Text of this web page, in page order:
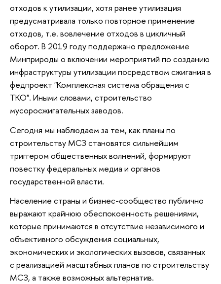
отходов к утилизации, хотя ранее утилизация
предусматривала только повторное применение
отходов, т.е. вовлечение отходов в цикличный
оборот. В 2019 году поддержано предложение
Минприроды о включении мероприятий по созданию
инфраструктуры утилизации посредством сжигания в
федпроект "Комплексная система обращения с
ТКО". Иными словами, строительство
мусоросжигательных заводов.
Сегодня мы наблюдаем за тем, как планы по
строительству МСЗ становятся сильнейшим
триггером общественных волнений, формируют
повестку федеральных медиа и органов
государственной власти.
Население страны и бизнес-сообщество публично
выражают крайнюю обеспокоенность решениями,
которые принимаются в отсутствие независимого и
объективного обсуждения социальных,
экономических и экологических вызовов, связанных
с реализацией масштабных планов по строительству
МСЗ, а также возможных альтернатив.